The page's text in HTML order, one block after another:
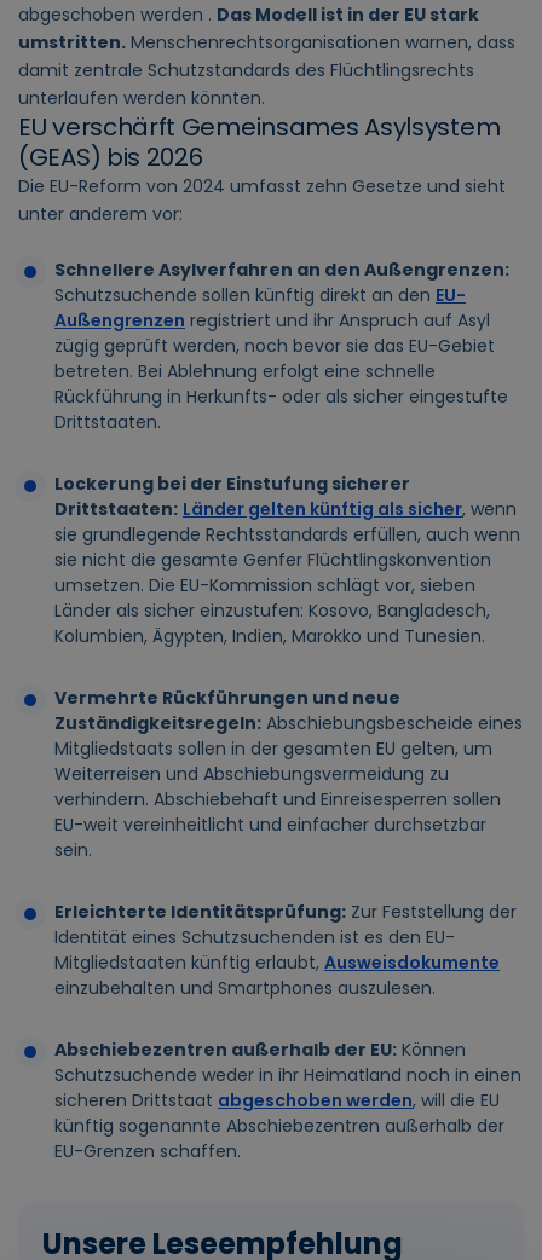
abgeschoben werden . Das Modell ist in der EU stark
umstritten. Menschenrechtsorganisationen warnen, dass
damit zentrale Schutzstandards des Flüchtlingsrechts
unterlaufen werden könnten.
EU verschärft Gemeinsames Asylsystem
(GEAS) bis 2026
Die EU-Reform von 2024 umfasst zehn Gesetze und sieht
unter anderem vor:
Schnellere Asylverfahren an den Außengrenzen:
Schutzsuchende sollen künftig direkt an den EU-
Außengrenzen registriert und ihr Anspruch auf Asyl
zügig geprüft werden, noch bevor sie das EU-Gebiet
betreten. Bei Ablehnung erfolgt eine schnelle
Rückführung in Herkunfts- oder als sicher eingestufte
Drittstaaten.
Lockerung bei der Einstufung sicherer
Drittstaaten: Länder gelten künftig als sicher, wenn
sie grundlegende Rechtsstandards erfüllen, auch wenn
sie nicht die gesamte Genfer Flüchtlingskonvention
umsetzen. Die EU-Kommission schlägt vor, sieben
Länder als sicher einzustufen: Kosovo, Bangladesch,
Kolumbien, Ägypten, Indien, Marokko und Tunesien.
Vermehrte Rückführungen und neue
Zuständigkeitsregeln: Abschiebungsbescheide eines
Mitgliedstaats sollen in der gesamten EU gelten, um
Weiterreisen und Abschiebungsvermeidung zu
verhindern. Abschiebehaft und Einreisesperren sollen
EU-weit vereinheitlicht und einfacher durchsetzbar
sein.
Erleichterte Identitätsprüfung: Zur Feststellung der
Identität eines Schutzsuchenden ist es den EU-
Mitgliedstaaten künftig erlaubt, Ausweisdokumente
einzubehalten und Smartphones auszulesen.
Abschiebezentren außerhalb der EU: Können
Schutzsuchende weder in ihr Heimatland noch in einen
sicheren Drittstaat abgeschoben werden, will die EU
künftig sogenannte Abschiebezentren außerhalb der
EU-Grenzen schaffen.
Unsere Leseempfehlung